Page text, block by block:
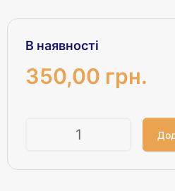
В наявності
350,00 грн.